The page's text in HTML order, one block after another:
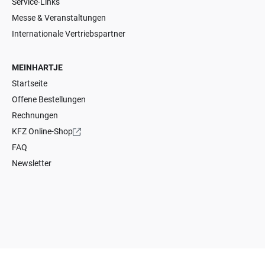
Messe & Veranstaltungen
Internationale Vertriebspartner
MEINHARTJE
Startseite
Offene Bestellungen
Rechnungen
KFZ Online-Shop
FAQ
Newsletter